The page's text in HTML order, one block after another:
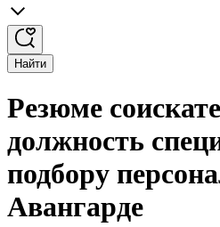
Найти
Резюме
должность
подбору
Авангарде